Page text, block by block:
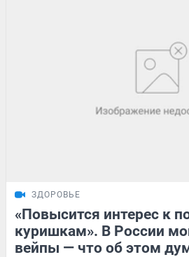
ЗДОРОВЬЕ
«Повысится интерес к
куришкам». В России
вейпы — что об этом